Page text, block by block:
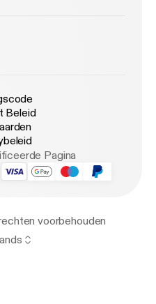
Beleid
Pagina
voorbehouden